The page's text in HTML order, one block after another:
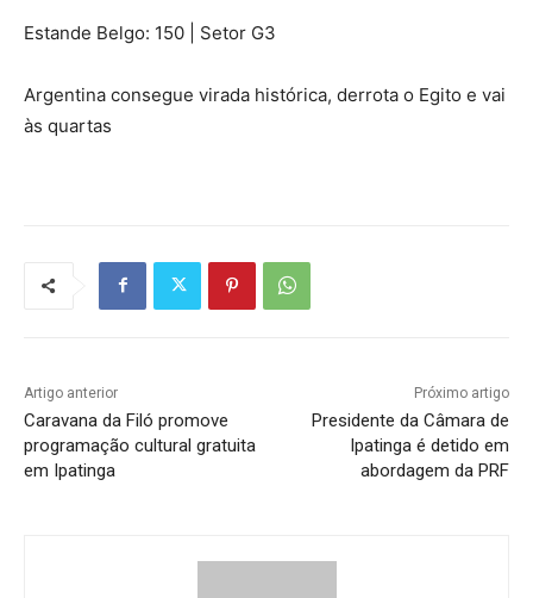
Estande Belgo: 150 | Setor G3
Argentina consegue virada histórica, derrota o Egito e vai
às quartas
Artigo anterior
Caravana da Filó promove
programação cultural gratuita
em Ipatinga
Próximo artigo
Presidente da Câmara de
Ipatinga é detido em
abordagem da PRF